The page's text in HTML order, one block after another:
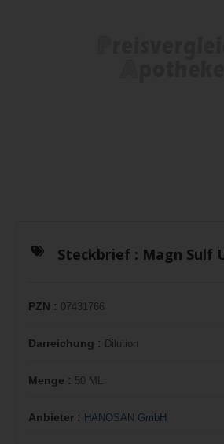
Steckbrief : Magn Sulf
PZN : 07431766
Darreichung : Dilution
Menge : 50 ML
Anbieter : HANOSAN GmbH